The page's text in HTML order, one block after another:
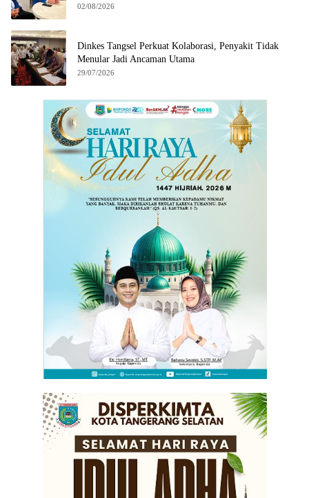
02/08/2026
Dinkes Tangsel Perkuat Kolaborasi, Penyakit Tidak
Menular Jadi Ancaman Utama
29/07/2026